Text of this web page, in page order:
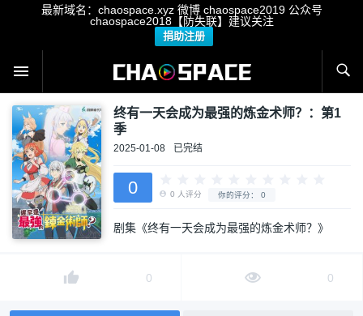
最新域名：chaospace.xyz 微博 chaospace2019 公众号
chaospace2018【防失联】建议关注
捐助注册
终有一天会成为最强的炼金术师？：第1
季
2025-01-08 已完结
0
剧集《终有一天会成为最强的炼金术师？》
0 0